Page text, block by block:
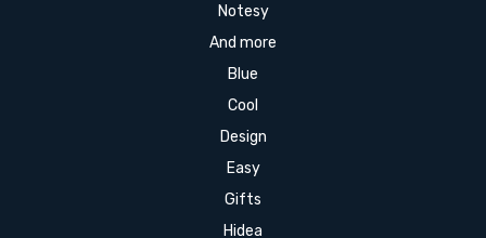
Notesy
And more
Blue
Cool
Design
Easy
Gifts
Hidea